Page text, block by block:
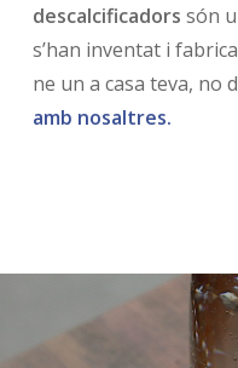
descalcificadors són
s’han inventat i
ne un a casa teva, no
amb nosaltres.